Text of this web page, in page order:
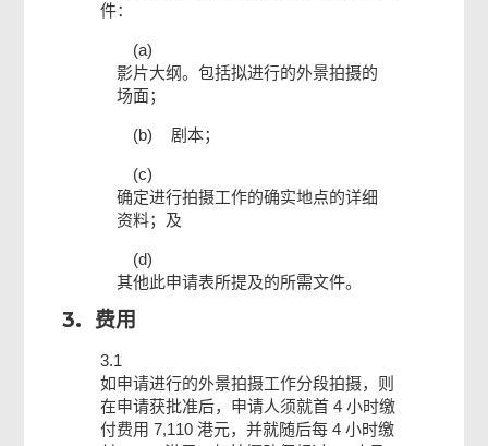
件：
(a)
影片大纲。包括拟进行的外景拍摄的
场面；
(b) 剧本；
(c)
确定进行拍摄工作的确实地点的详细
资料；及
(d)
其他此申请表所提及的所需文件。
3. 费用
3.1
如申请进行的外景拍摄工作分段拍摄，则
在申请获批准后，申请人须就首 4 小时缴
付费用 7,110 港元，并就随后每 4 小时缴